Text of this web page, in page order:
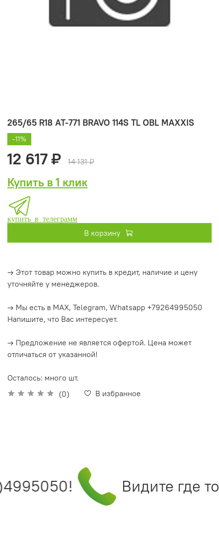
265/65 R18 AT-771 BRAVO 114S TL OBL MAXXIS
(0) В избранное
-11%
12 617 ₽ 14 131 ₽
Купить в 1 клик
купить в телеграмм
В корзину
→ Этот товар можно купить в кредит, наличие и цену
уточняйте у менеджеров.
→ Мы есть в MAX, Telegram, Whatsapp +79264995050
Напишите, что Вас интересует.
→ Предложение не является офертой. Цена может
отличаться от указанной!
Осталось: много шт.
Видите где